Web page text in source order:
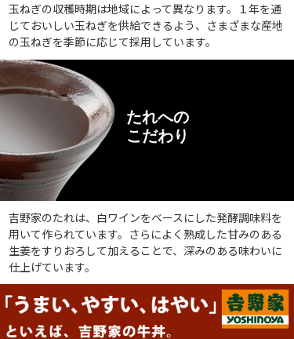
玉ねぎの収穫時期は地域によって異なります。１年を通
じておいしい玉ねぎを供給できるよう、さまざまな産地
の玉ねぎを季節に応じて採用しています。
たれへの
こだわり
吉野家のたれは、白ワインをベースにした発酵調味料を
用いて作られています。さらによく熟成した甘みのある
生姜をすりおろして加えることで、深みのある味わいに
仕上げています。